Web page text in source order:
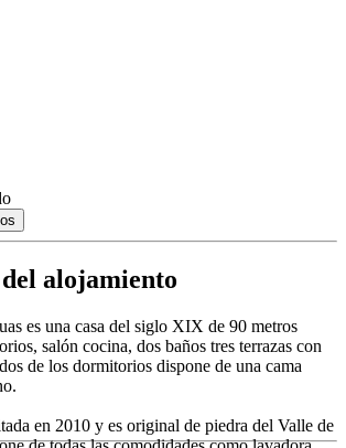
alojamiento
es una casa del siglo XIX de 90 metros
salón cocina, dos baños tres terrazas con
de los dormitorios dispone de una cama
en 2010 y es original de piedra del Valle de